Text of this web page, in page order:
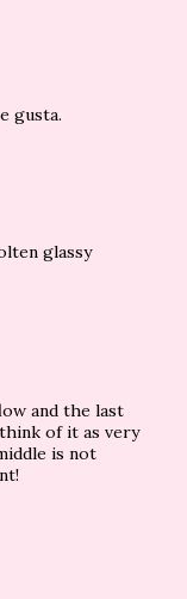
gusta.
glassy
and the last
of it as very
is not